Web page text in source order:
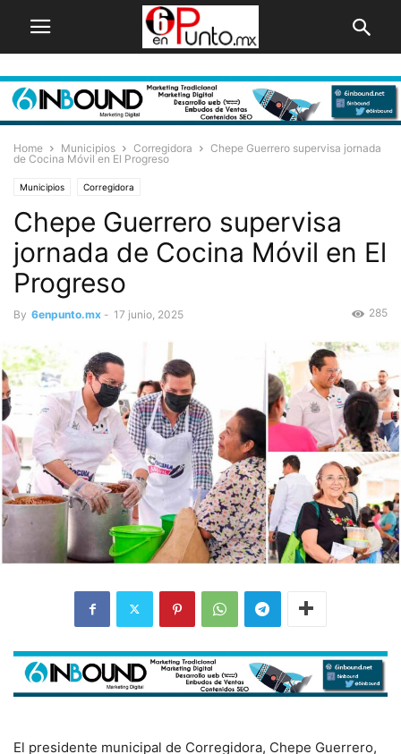
Home Municipios Corregidora
Chepe Guerrero supervisa jornada
de Cocina Móvil en El Progreso
Municipios Corregidora
Chepe Guerrero supervisa
jornada de Cocina Móvil en El
Progreso
By 6enpunto.mx - 17 junio, 2025 285
El presidente municipal de Corregidora, Chepe Guerrero,